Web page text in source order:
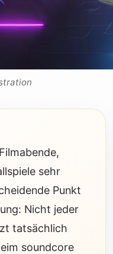
sehr
Punkt
Nicht jeder
tatsächlich
soundcore